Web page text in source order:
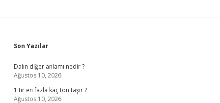
Sidebar
Son Yazılar
Dalın diğer anlamı nedir ?
Ağustos 10, 2026
1 tır en fazla kaç ton taşır ?
Ağustos 10, 2026